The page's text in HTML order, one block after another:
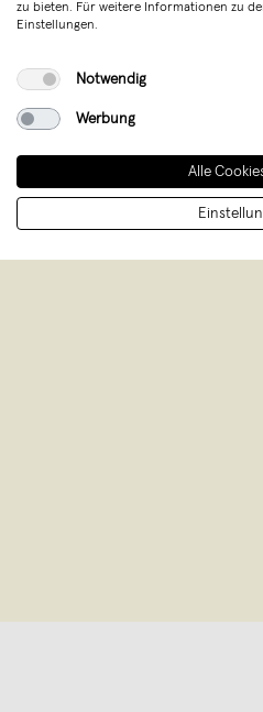
zu bieten. Für weitere Informationen zu
Einstellungen.
Notwendig
Werbung
Alle